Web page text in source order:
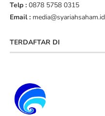
Telp : 0878 5758 0315
Email : media@syariahsaham.id
TERDAFTAR DI